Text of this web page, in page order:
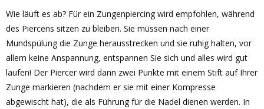
Wie läuft es ab? Für ein Zungenpiercing wird empfohlen, während
des Piercens sitzen zu bleiben. Sie müssen nach einer
Mundspülung die Zunge herausstrecken und sie ruhig halten, vor
allem keine Anspannung, entspannen Sie sich und alles wird gut
laufen! Der Piercer wird dann zwei Punkte mit einem Stift auf Ihrer
Zunge markieren (nachdem er sie mit einer Kompresse
abgewischt hat), die als Führung für die Nadel dienen werden. In